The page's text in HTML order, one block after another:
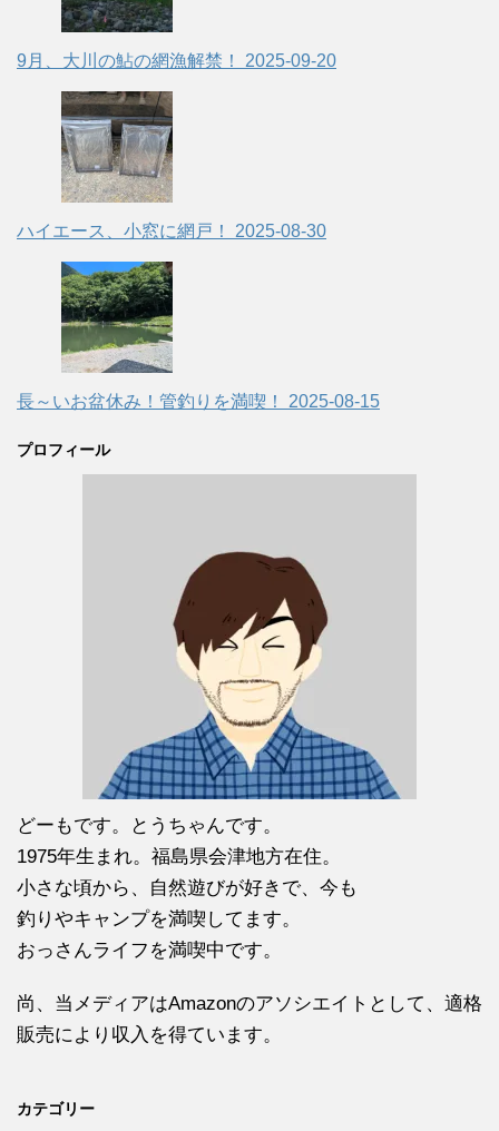
9月、大川の鮎の網漁解禁！ 2025-09-20
ハイエース、小窓に網戸！ 2025-08-30
長～いお盆休み！管釣りを満喫！ 2025-08-15
プロフィール
どーもです。とうちゃんです。
1975年生まれ。福島県会津地方在住。
小さな頃から、自然遊びが好きで、今も
釣りやキャンプを満喫してます。
おっさんライフを満喫中です。
尚、当メディアはAmazonのアソシエイトとして、適格
販売により収入を得ています。
カテゴリー